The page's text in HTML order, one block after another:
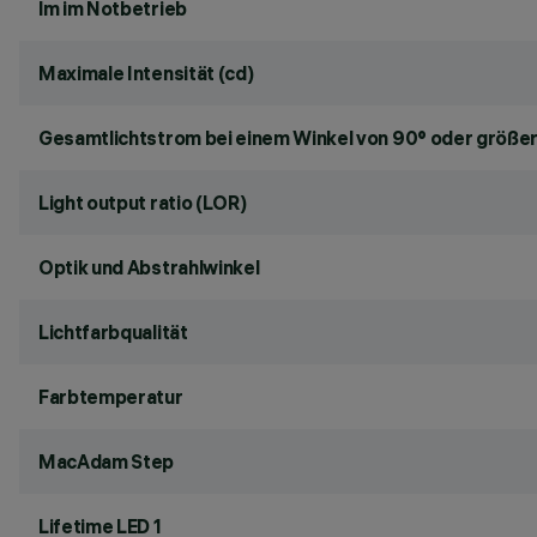
lm im Notbetrieb
Maximale Intensität (cd)
Gesamtlichtstrom bei einem Winkel von 90° oder
Light output ratio (LOR)
Optik und Abstrahlwinkel
Lichtfarbqualität
Farbtemperatur
MacAdam Step
Lifetime LED 1